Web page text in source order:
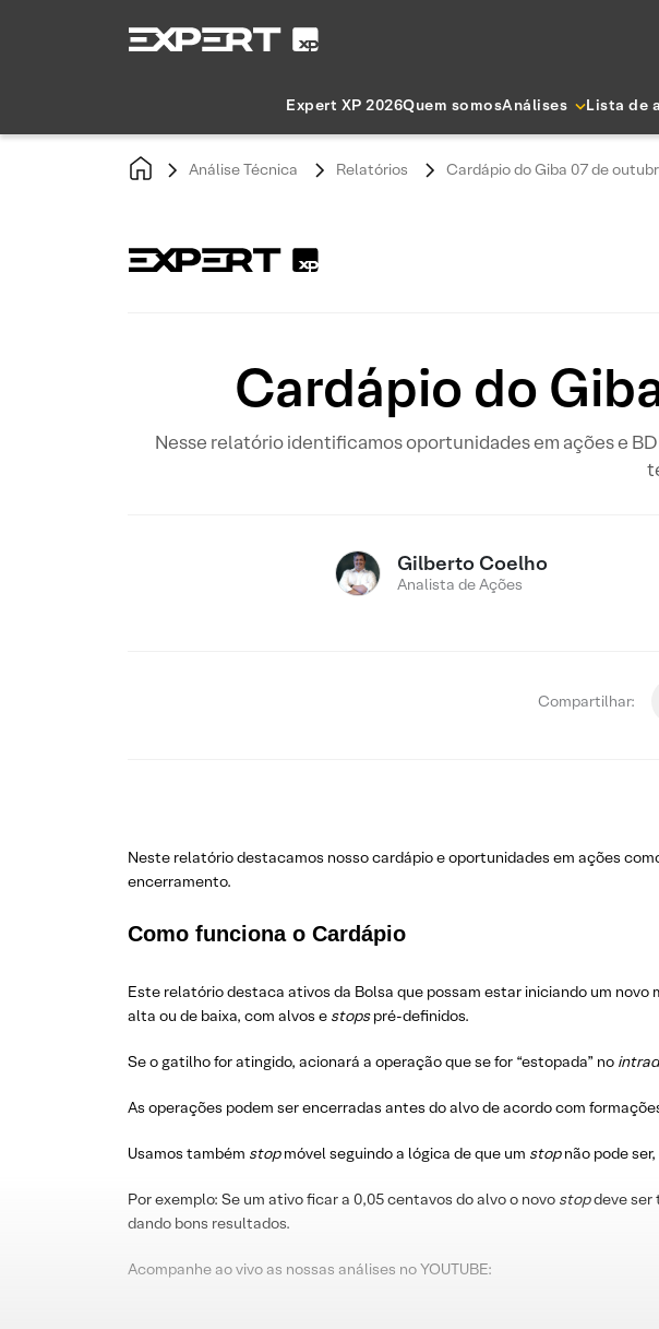
Expert XP 2026Quem somosAnálises Lista de
Análise Técnica Relatórios Cardápio do Giba 07 de
Cardápio do
Nesse relatório identificamos oportunidades em ações e
Gilberto Coelho
Analista de Ações
Compartilhar:
Neste relatório destacamos nosso cardápio e oportunidades em ações
encerramento.
Como funciona o Cardápio
Este relatório destaca ativos da Bolsa que possam estar iniciando um novo
alta ou de baixa, com alvos e stopspré-definidos.
Se o gatilho for atingido, acionará a operação que se for “estopada” no
As operações podem ser encerradas antes do alvo de acordo com
Usamos também stopmóvel seguindo a lógica de que um stopnão pode
Por exemplo: Se um ativo ficar a 0,05 centavos do alvo o novo stopdeve ser
dando bons resultados.
Acompanhe ao vivo as nossas análises no YOUTUBE: